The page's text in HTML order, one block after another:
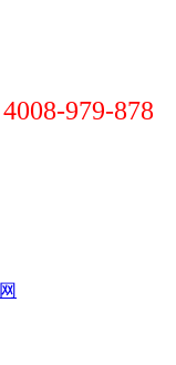
979-878